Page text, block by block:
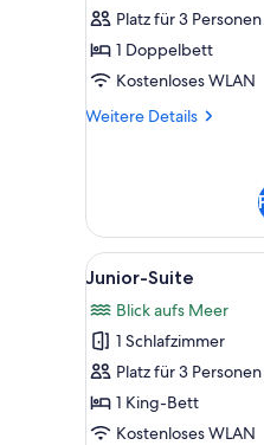
Platz für 3 Personen
1 Doppelbett
Kostenloses WLAN
Weitere Details
Weitere
Alle
Fotos
für
Junior-
Suite
anzeigen
3
Junior-Suite
Blick aufs Meer
1 Schlafzimmer
Platz für 3 Personen
1 King-Bett
Kostenloses WLAN